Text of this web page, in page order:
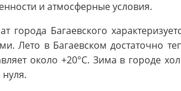
и атмосферные условия.
города Багаевского
Лето в Багаевском достаточно
около +20°C. Зима в городе